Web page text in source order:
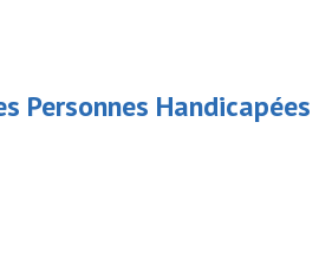
Personnes Handicapées